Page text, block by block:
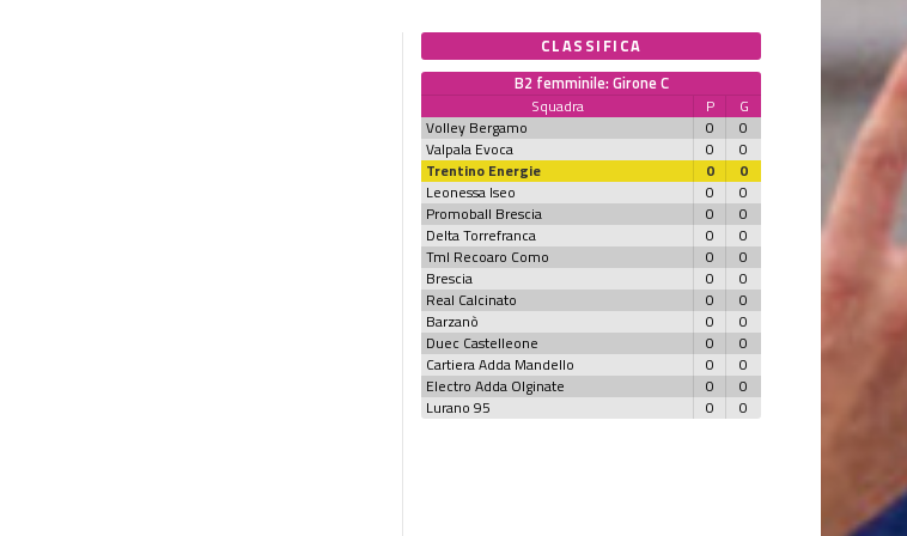
CLASSIFICA
B2 femminile: Girone C
Squadra P
G
Volley Bergamo
0
0
Valpala Evoca
0
0
Trentino Energie
0
0
Leonessa Iseo
0
0
Promoball Brescia
0
0
Delta Torrefranca
0
0
Tml Recoaro Como
0
0
Brescia
0
0
Real Calcinato
0
0
Barzanò
0
0
Duec Castelleone
0
0
Cartiera Adda Mandello
0
0
Electro Adda Olginate
0
0
Lurano 95
0 0